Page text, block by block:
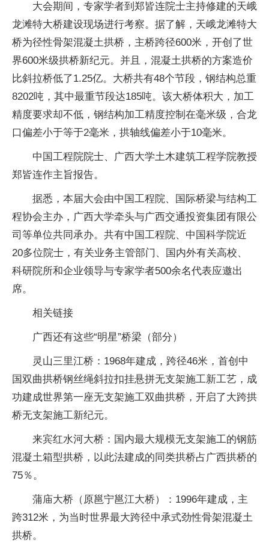
大会期间，专家学者到郑皆连院士主持修建的天峨
龙滩特大桥建设现场进行考察。据了解，天峨龙滩特大
桥为径性骨架混凝土拱桥，主桥跨径600米，开创了世
界600米级拱桥新纪元。并且，混凝土拱桥的方案造价
比斜拉桥低了1.25亿。大桥共有48个节段，钢结构总重
8202吨，其中最重节段达185吨。该大桥体积大，加工
精度要求却不低，钢结构加工精度控制在毫米级，合龙
口偏差小于等于2毫米，拱轴线偏差小于10毫米。
中国工程院院士、广西大学土木建筑工程学院教授
郑皆连作主旨报告。
据悉，本届大会由中国工程院、国际桥梁与结构工
程协会主办，广西大学牵头与广西交通投资集团有限公
司等单位共同承办。共有中国工程院、中国科学院近
20多位院士，有关业务主管部门、国内外有关高校、
科研院所和企业领导与专家学者500余名代表应邀出
席。
相关链接
广西还有这些“明星”桥梁（部分）
灵山三里江桥：1968年建成，跨径46米，首创中
国双曲拱桥钢丝绳斜拉扣挂悬拼无支架施工新工艺，成
功建成世界第一座无支架施工双曲拱桥，开启了大跨拱
桥无支架施工新纪元。
来宾红水河大桥：国内最大规模无支架施工的钢筋
混凝土箱型拱桥，以此法建成的同类拱桥占广西拱桥的
75％。
蒲庙大桥（原邕宁邕江大桥）：1996年建成，主
跨312米，为当时世界最大跨径中承式劲性骨架混凝土
拱桥。